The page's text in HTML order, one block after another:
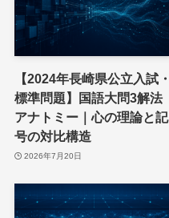
【2024年長崎県公立入試・
標準問題】国語大問3解法
アナトミー｜心の理論と記
号の対比構造
2026年7月20日